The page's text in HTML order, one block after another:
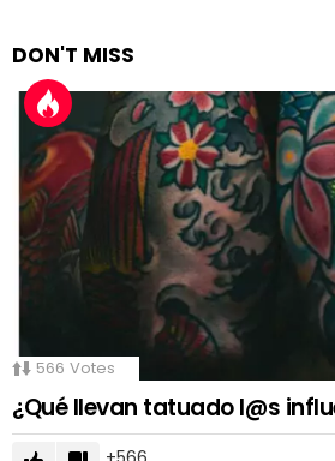
DON'T MISS
566 Votes
¿Qué llevan tatuado l@s